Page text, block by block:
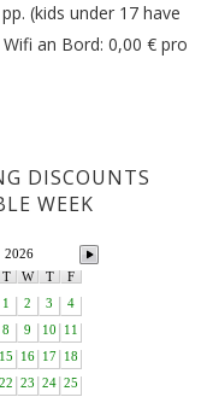
(kids under 17 have
an Bord: 0,00 € pro
DISCOUNTS
WEEK
2026
T W T
F
1 2 3
4
8 9 10
11
15 16 17
18
22 23 24 25